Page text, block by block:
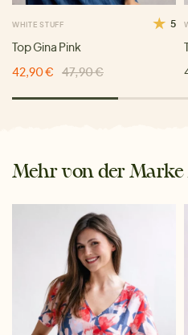
WHITE STUFF 5
Top Gina Pink
42,90 €
47,90 €
Mehr von der Marke